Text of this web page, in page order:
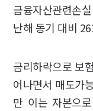
금융자산관련손
난해 동기 대비
금리하락으로 보
어나면서 매도가
만 이는 자본으